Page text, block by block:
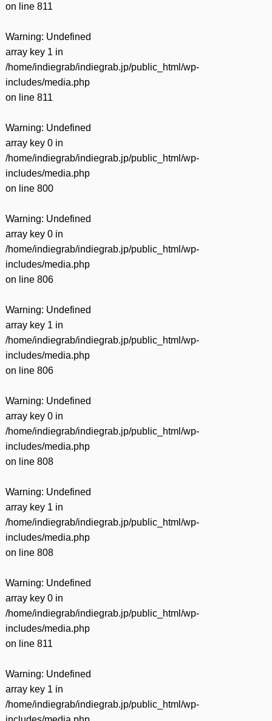
on line 811
Warning: Undefined
array key 1 in
/home/indiegrab/indiegrab.jp/public_html/wp-
includes/media.php
on line 811
Warning: Undefined
array key 0 in
/home/indiegrab/indiegrab.jp/public_html/wp-
includes/media.php
on line 800
Warning: Undefined
array key 0 in
/home/indiegrab/indiegrab.jp/public_html/wp-
includes/media.php
on line 806
Warning: Undefined
array key 1 in
/home/indiegrab/indiegrab.jp/public_html/wp-
includes/media.php
on line 806
Warning: Undefined
array key 0 in
/home/indiegrab/indiegrab.jp/public_html/wp-
includes/media.php
on line 808
Warning: Undefined
array key 1 in
/home/indiegrab/indiegrab.jp/public_html/wp-
includes/media.php
on line 808
Warning: Undefined
array key 0 in
/home/indiegrab/indiegrab.jp/public_html/wp-
includes/media.php
on line 811
Warning: Undefined
array key 1 in
/home/indiegrab/indiegrab.jp/public_html/wp-